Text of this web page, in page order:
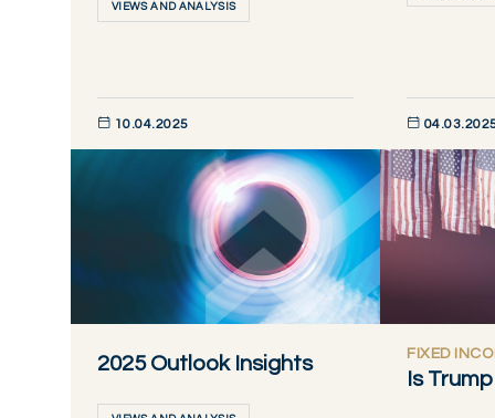
VIEWS AND ANALYSIS
10.04.2025
DÉCOUVRIR MAINTENANT DÉCOUVRIR
2025 Outlook Insights FIXED
Is